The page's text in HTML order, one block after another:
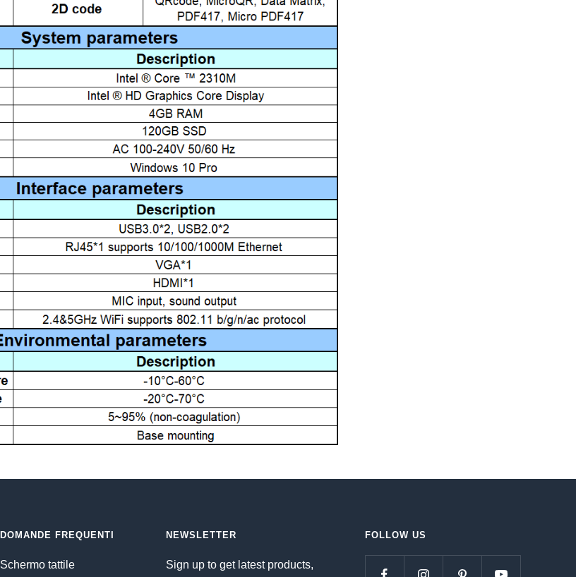
DOMANDE FREQUENTI
Schermo tattile
NEWSLETTER
Sign up to get latest products,
FOLLOW US